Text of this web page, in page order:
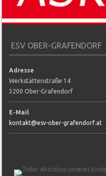
ESV OBER-GRAFENDORF
Adresse
Werkstättenstraße 14
3200 Ober-Grafendorf
E-Mail
kontakt@esv-ober-grafendorf.at